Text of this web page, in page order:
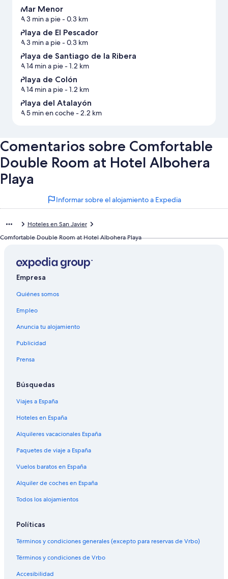
Mar Menor
A 3 min a pie- 0.3 km
Playa de El Pescador
A 3 min a pie- 0.3 km
Playa de Santiago de la Ribera
A 14 min a pie- 1.2 km
Playa de Colón
A 14 min a pie- 1.2 km
Playa del Atalayón
A 5 min en coche- 2.2 km
Comentarios sobre Comfortable
Double Room at Hotel Albohera
Playa
Informar sobre el alojamiento a Expedia
Hoteles en San Javier
Comfortable Double Room at Hotel Albohera Playa
Empresa
Quiénes somos
Empleo
Anuncia tu alojamiento
Publicidad
Prensa
Búsquedas
Viajes a España
Hoteles en España
Alquileres vacacionales España
Paquetes de viaje a España
Vuelos baratos en España
Alquiler de coches en España
Todos los alojamientos
Políticas
Términos y condiciones generales (excepto para reservas de Vrbo)
Términos y condiciones de Vrbo
Accesibilidad